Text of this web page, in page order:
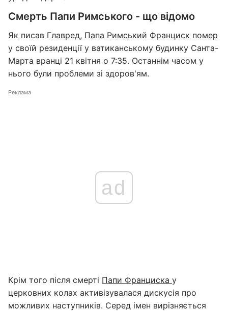
Смерть Папи Римського - що відомо
Як писав Главред, Папа Римський Франциск помер
у своїй резиденції у ватиканському будинку Санта-
Марта вранці 21 квітня о 7:35. Останнім часом у
нього були проблеми зі здоров'ям.
Реклама
ad
Крім того після смерті Папи Франциска у
церковних колах активізувалася дискусія про
можливих наступників. Серед імен вирізняється